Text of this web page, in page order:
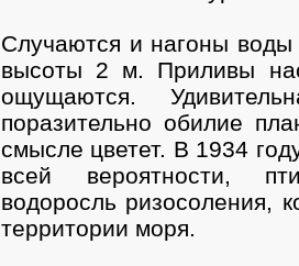
Случаются и нагоны воды
высоты 2 м. Приливы
ощущаются.
поразительно обилие
смысле цветет. В 1934
всей вероятности,
водоросль ризосоления,
территории моря.